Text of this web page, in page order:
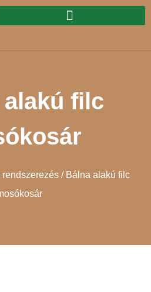
alakú filc
/ Bálna alakú filc